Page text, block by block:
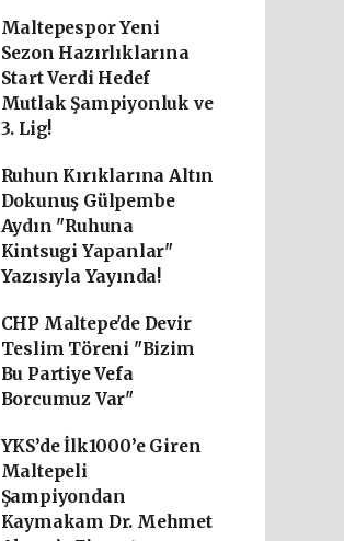
Maltepespor Yeni
Sezon Hazırlıklarına
Start Verdi Hedef
Mutlak Şampiyonluk ve
3. Lig!
Ruhun Kırıklarına Altın
Dokunuş Gülpembe
Aydın "Ruhuna
Kintsugi Yapanlar"
Yazısıyla Yayında!
CHP Maltepe'de Devir
Teslim Töreni "Bizim
Bu Partiye Vefa
Borcumuz Var"
YKS’de İlk1000’e Giren
Maltepeli
Şampiyondan
Kaymakam Dr. Mehmet